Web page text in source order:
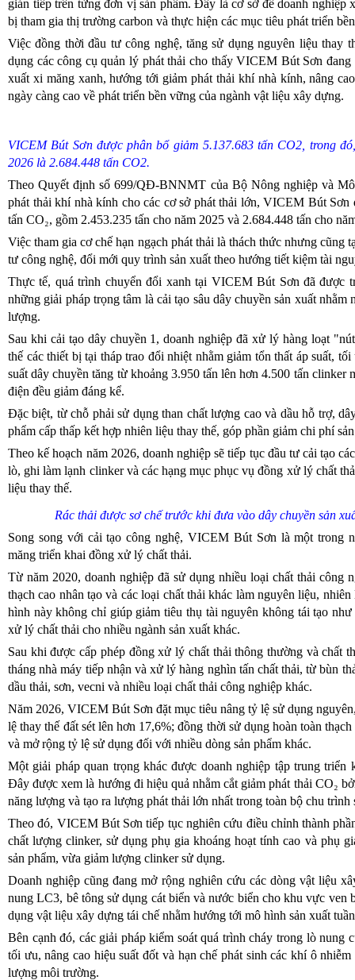
gián tiếp trên từng đơn vị sản phẩm. Đây là cơ sở để doanh nghiệp
bị tham gia thị trường carbon và thực hiện các mục tiêu phát triển
Việc đồng thời đầu tư công nghệ, tăng sử dụng nguyên liệu thay
dụng các công cụ quản lý phát thải cho thấy VICEM Bút Sơn
xuất xi măng xanh, hướng tới giảm phát thải khí nhà kính, nâng
ngày càng cao về phát triển bền vững của ngành vật liệu xây dựng.
VICEM Bút Sơn được phân bổ giảm 5.137.683 tấn CO2, trong
2026 là 2.684.448 tấn CO2.
Theo Quyết định số 699/QĐ-BNNMT của Bộ Nông nghiệp và
phát thải khí nhà kính cho các cơ sở phát thải lớn, VICEM Bút Sơn
tấn CO₂, gồm 2.453.235 tấn cho năm 2025 và 2.684.448 tấn cho
Việc tham gia cơ chế hạn ngạch phát thải là thách thức nhưng cũng
tư công nghệ, đổi mới quy trình sản xuất theo hướng tiết kiệm tài
Thực tế, quá trình chuyển đổi xanh tại VICEM Bút Sơn đã được
những giải pháp trọng tâm là cải tạo sâu dây chuyền sản xuất nhằm
lượng.
Sau khi cải tạo dây chuyền 1, doanh nghiệp đã xử lý hàng loạt
thế các thiết bị tại tháp trao đổi nhiệt nhằm giảm tổn thất áp suất,
suất dây chuyền tăng từ khoảng 3.950 tấn lên hơn 4.500 tấn clinker
điện đều giảm đáng kể.
Đặc biệt, từ chỗ phải sử dụng than chất lượng cao và dầu hỗ trợ,
phẩm cấp thấp kết hợp nhiên liệu thay thế, góp phần giảm chi phí
Theo kế hoạch năm 2026, doanh nghiệp sẽ tiếp tục đầu tư cải tạo
lò, ghi làm lạnh clinker và các hạng mục phục vụ đồng xử lý chất
liệu thay thế.
Rác thải được sơ chế trước khi đưa vào dây chuyền sản
Song song với cải tạo công nghệ, VICEM Bút Sơn là một trong
măng triển khai đồng xử lý chất thải.
Từ năm 2020, doanh nghiệp đã sử dụng nhiều loại chất thải công
thạch cao nhân tạo và các loại chất thải khác làm nguyên liệu,
hình này không chỉ giúp giảm tiêu thụ tài nguyên không tái tạo
xử lý chất thải cho nhiều ngành sản xuất khác.
Sau khi được cấp phép đồng xử lý chất thải thông thường và chất
tháng nhà máy tiếp nhận và xử lý hàng nghìn tấn chất thải, từ bùn
dầu thải, sơn, vecni và nhiều loại chất thải công nghiệp khác.
Năm 2026, VICEM Bút Sơn đặt mục tiêu nâng tỷ lệ sử dụng
lệ thay thế đất sét lên hơn 17,6%; đồng thời sử dụng hoàn toàn
và mở rộng tỷ lệ sử dụng đối với nhiều dòng sản phẩm khác.
Một giải pháp quan trọng khác được doanh nghiệp tập trung
Đây được xem là hướng đi hiệu quả nhằm cắt giảm phát thải CO₂
năng lượng và tạo ra lượng phát thải lớn nhất trong toàn bộ chu trình
Theo đó, VICEM Bút Sơn tiếp tục nghiên cứu điều chỉnh thành
chất lượng clinker, sử dụng phụ gia khoáng hoạt tính cao và phụ
sản phẩm, vừa giảm lượng clinker sử dụng.
Doanh nghiệp cũng đang mở rộng nghiên cứu các dòng vật liệu
nung LC3, bê tông sử dụng cát biển và nước biển cho khu vực ven
dụng vật liệu xây dựng tái chế nhằm hướng tới mô hình sản xuất
Bên cạnh đó, các giải pháp kiểm soát quá trình cháy trong lò nung
tối ưu, nâng cao hiệu suất đốt và hạn chế phát sinh các khí ô
lượng môi trường.